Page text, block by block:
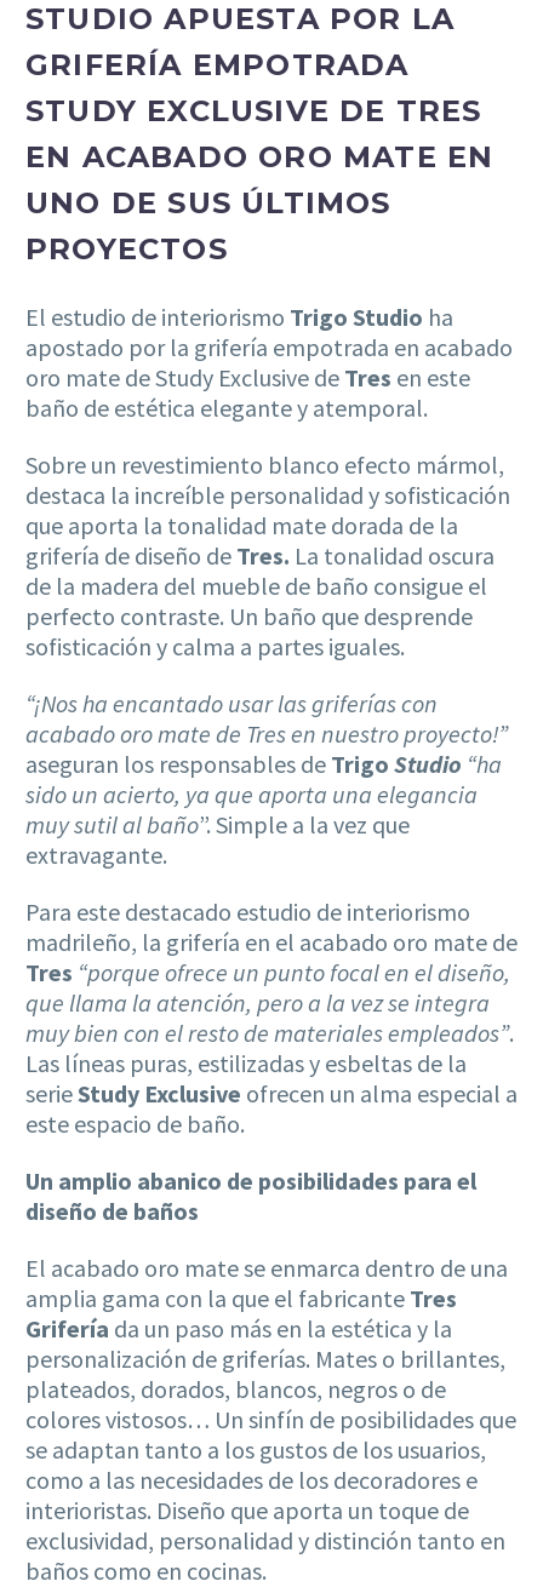
STUDIO APUESTA POR LA
GRIFERÍA EMPOTRADA
STUDY EXCLUSIVE DE TRES
EN ACABADO ORO MATE EN
UNO DE SUS ÚLTIMOS
PROYECTOS
El estudio de interiorismo Trigo Studio ha
apostado por la grifería empotrada en acabado
oro mate de Study Exclusive de Tres en este
baño de estética elegante y atemporal.
Sobre un revestimiento blanco efecto mármol,
destaca la increíble personalidad y sofisticación
que aporta la tonalidad mate dorada de la
grifería de diseño de Tres. La tonalidad oscura
de la madera del mueble de baño consigue el
perfecto contraste. Un baño que desprende
sofisticación y calma a partes iguales.
“¡Nos ha encantado usar las griferías con
acabado oro mate de Tres en nuestro proyecto!”
aseguran los responsables de Trigo Studio “ha
sido un acierto, ya que aporta una elegancia
muy sutil al baño”. Simple a la vez que
extravagante.
Para este destacado estudio de interiorismo
madrileño, la grifería en el acabado oro mate de
Tres “porque ofrece un punto focal en el diseño,
que llama la atención, pero a la vez se integra
muy bien con el resto de materiales empleados”.
Las líneas puras, estilizadas y esbeltas de la
serieStudy Exclusive ofrecen un alma especial a
este espacio de baño.
Un amplio abanico de posibilidades para el
diseño de baños
El acabado oro mate se enmarca dentro de una
amplia gama con la que el fabricante Tres
Grifería da un paso más en la estética y la
personalización de griferías. Mates o brillantes,
plateados, dorados, blancos, negros o de
colores vistosos… Un sinfín de posibilidades que
se adaptan tanto a los gustos de los usuarios,
como a las necesidades de los decoradores e
interioristas. Diseño que aporta un toque de
exclusividad, personalidad y distinción tanto en
baños como en cocinas.